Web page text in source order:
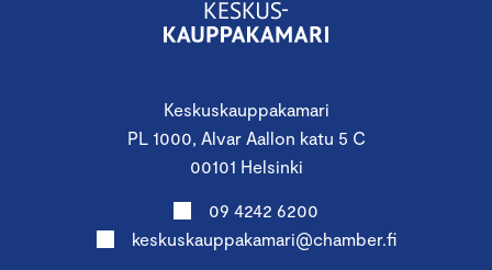
Keskuskauppakamari
PL 1000, Alvar Aallon katu 5 C
00101 Helsinki
09 4242 6200
keskuskauppakamari@chamber.fi